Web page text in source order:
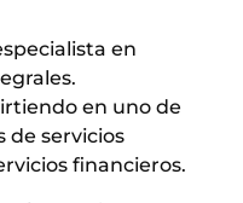
en
en uno de
de servicios
financieros.